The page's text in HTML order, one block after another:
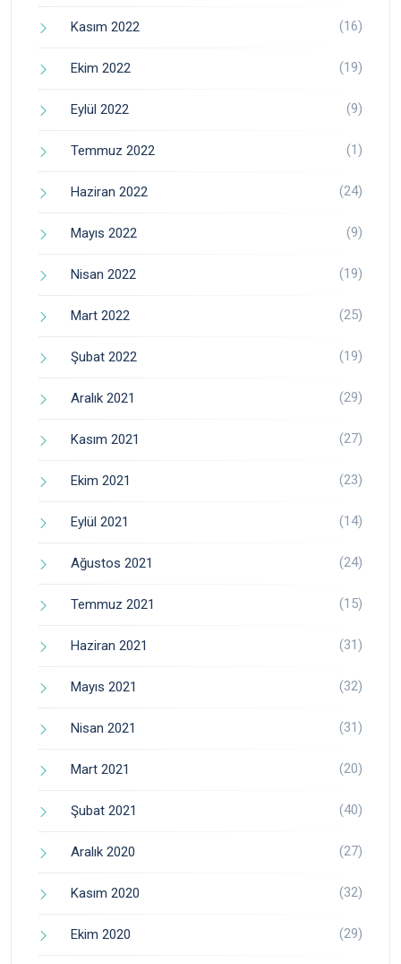
Kasım 2022 (16)
Ekim 2022 (19)
Eylül 2022 (9)
Temmuz 2022 (1)
Haziran 2022 (24)
Mayıs 2022 (9)
Nisan 2022 (19)
Mart 2022 (25)
Şubat 2022 (19)
Aralık 2021 (29)
Kasım 2021 (27)
Ekim 2021 (23)
Eylül 2021 (14)
Ağustos 2021 (24)
Temmuz 2021 (15)
Haziran 2021 (31)
Mayıs 2021 (32)
Nisan 2021 (31)
Mart 2021 (20)
Şubat 2021 (40)
Aralık 2020 (27)
Kasım 2020 (32)
Ekim 2020 (29)